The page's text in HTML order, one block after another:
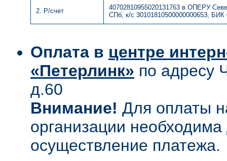
2. Р/счет
40702810955020131763 в ОПЕРУ
СПб, к/с 30101810500000000653, БИК
Оплата в центре
«Петерлинк» по адресу
д.60
Внимание! Для оплаты
организации
осуществление платежа.